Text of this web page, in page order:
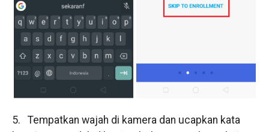
5. Tempatkan wajah di kamera dan ucapkan kata